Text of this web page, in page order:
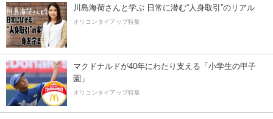
川島海荷さんと学ぶ 日常に潜む“人身取引”のリアル
オリコンタイアップ特集
マクドナルドが40年にわたり支える「小学生の甲子
園」
オリコンタイアップ特集